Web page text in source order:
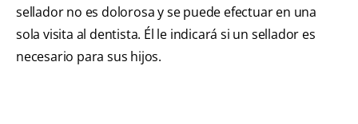
sellador no es dolorosa y se puede efectuar en una
sola visita al dentista. Él le indicará si un sellador es
necesario para sus hijos.